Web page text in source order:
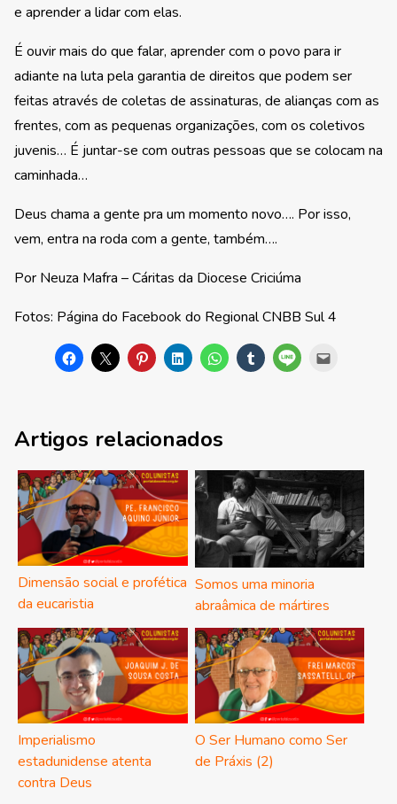
e aprender a lidar com elas.
É ouvir mais do que falar, aprender com o povo para ir
adiante na luta pela garantia de direitos que podem ser
feitas através de coletas de assinaturas, de alianças com as
frentes, com as pequenas organizações, com os coletivos
juvenis… É juntar-se com outras pessoas que se colocam na
caminhada…
Deus chama a gente pra um momento novo…. Por isso,
vem, entra na roda com a gente, também….
Por Neuza Mafra – Cáritas da Diocese Criciúma
Fotos: Página do Facebook do Regional CNBB Sul 4
Artigos relacionados
Dimensão social e profética
da eucaristia
Somos uma minoria
abraâmica de mártires
Imperialismo
estadunidense atenta
contra Deus
O Ser Humano como Ser
de Práxis (2)